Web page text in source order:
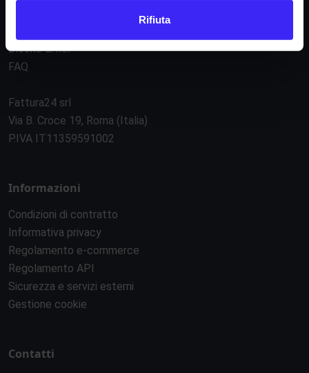
Rifiuta
Società
Dicono di noi
FAQ
Fattura24 srl
Via B. Croce 19, Roma (Italia)
P.IVA IT11359591002
Informazioni
Condizioni di contratto
Informativa privacy
Regolamento e-commerce
Regolamento API
Sicurezza e servizi esterni
Gestione cookie
Contatti